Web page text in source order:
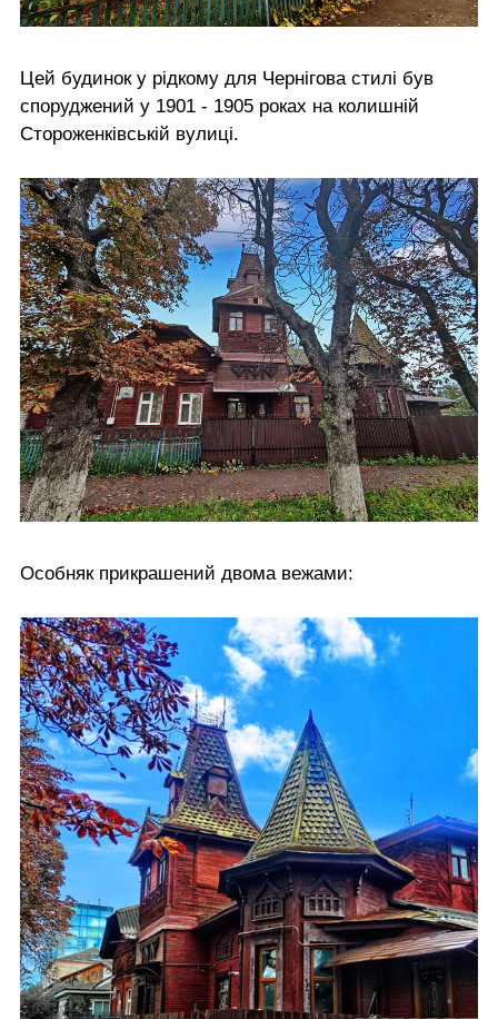
Цей будинок у рідкому для Чернігова стилі був
споруджений у 1901 - 1905 роках на колишній
Стороженківській вулиці.
Особняк прикрашений двома вежами: